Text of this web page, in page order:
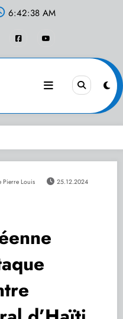
6:42:38 AM
Pierre Louis 25.12.2024